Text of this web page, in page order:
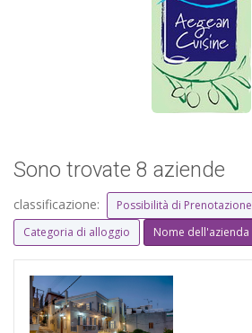
Sono trovate 8 aziende
classificazione:
Possibilità di Prenotazione
Categoria di alloggio
Nome dell'azienda